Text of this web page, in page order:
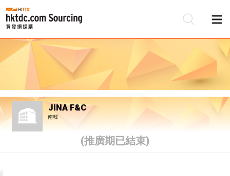
JINA F&C
南韓
(推廣期已結束)